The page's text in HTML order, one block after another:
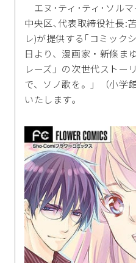
エヌ･ティ･ティ･ソル
中央区､代表取締役社長:
レ)が提供する｢コミック
日より、漫画家・新條ま
レーズ」の次世代ストー
で、ソノ歌を。」（小学
いたします｡